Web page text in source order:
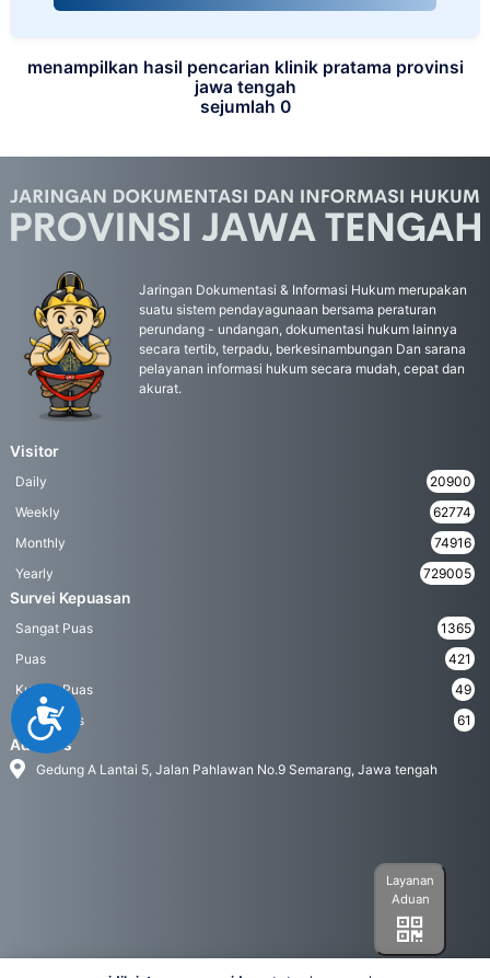
Accessibility
menampilkan hasil pencarian klinik pratama provinsi
jawa tengah
sejumlah 0
Jaringan Dokumentasi & Informasi Hukum merupakan
suatu sistem pendayagunaan bersama peraturan
perundang - undangan, dokumentasi hukum lainnya
secara tertib, terpadu, berkesinambungan Dan sarana
pelayanan informasi hukum secara mudah, cepat dan
akurat.
Visitor
Daily
20900
Weekly
62774
Monthly
74916
Yearly
729005
Survei Kepuasan
Sangat Puas
1365
Puas
421
Kurang Puas
49
Tidak Puas
61
Address
Gedung A Lantai 5, Jalan Pahlawan No.9 Semarang, Jawa tengah
Layanan
Aduan